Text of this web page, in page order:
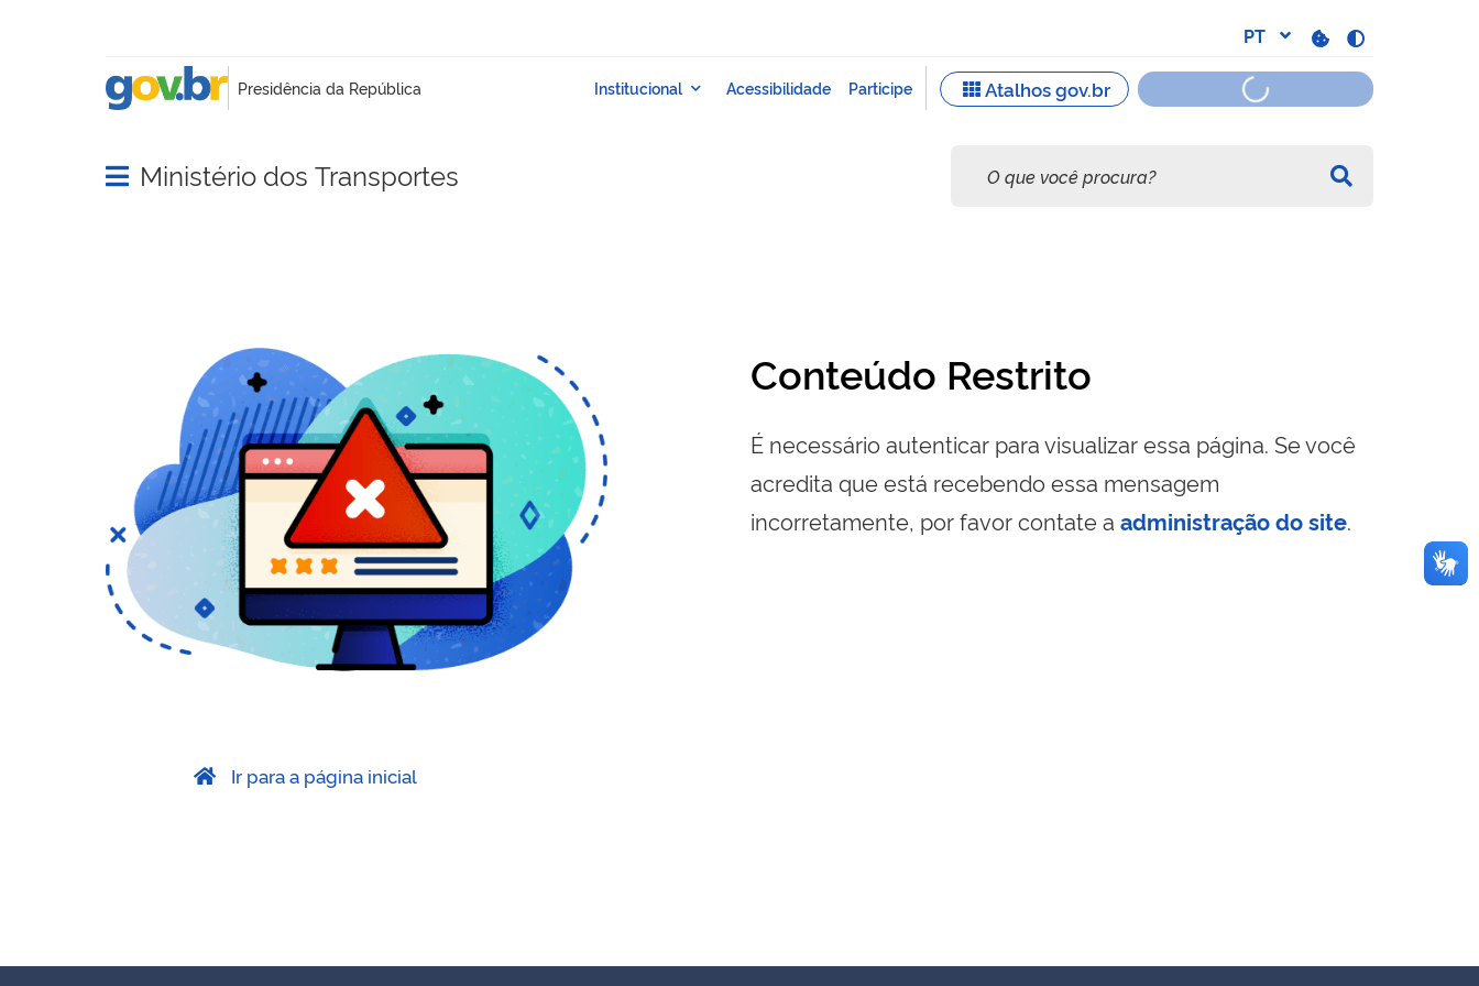
Abrir menu principal de navegação
Ministério dos Transportes
Conteúdo Restrito
É necessário autenticar para visualizar essa página. Se você
acredita que está recebendo essa mensagem
incorretamente, por favor contate a administração do site.
Ir para a página inicial